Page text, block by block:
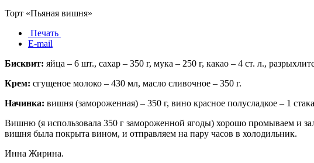
Торт «Пьяная вишня»
Печать
E-mail
Бисквит: яйца – 6 шт., сахар – 350 г, мука – 250 г, какао – 4 ст. л.,
Крем: сгущеное молоко – 430 мл, масло сливочное – 350 г.
Начинка: вишня (замороженная) – 350 г, вино красное полусладкое – 1
Вишню (я использовала 350 г замороженной ягоды) хорошо промываем и
вишня была покрыта вином, и отправляем на пару часов в холодильник.
Инна Жирина.